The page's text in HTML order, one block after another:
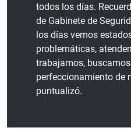
todos los días.
de Gabinete de
los días vemos
problemáticas,
trabajamos,
perfeccionamiento de
puntualizó.